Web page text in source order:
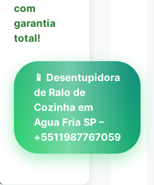
com
garantia
total!
📱 Desentupidora
de Ralo de
Cozinha em
Agua Fria SP –
+5511987767059